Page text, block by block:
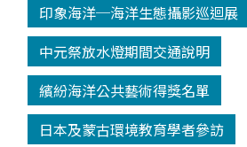
印象海洋─海洋生態攝影巡迴展
中元祭放水燈期間交通說明
繽紛海洋公共藝術得獎名單
日本及蒙古環境教育學者參訪